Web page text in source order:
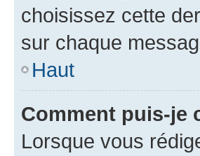
choisissez cette
sur chaque
Haut
Comment puis-je
Lorsque vous